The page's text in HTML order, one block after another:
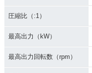
圧縮比（:1）
最高出力（kW）
最高出力回転数（rpm）